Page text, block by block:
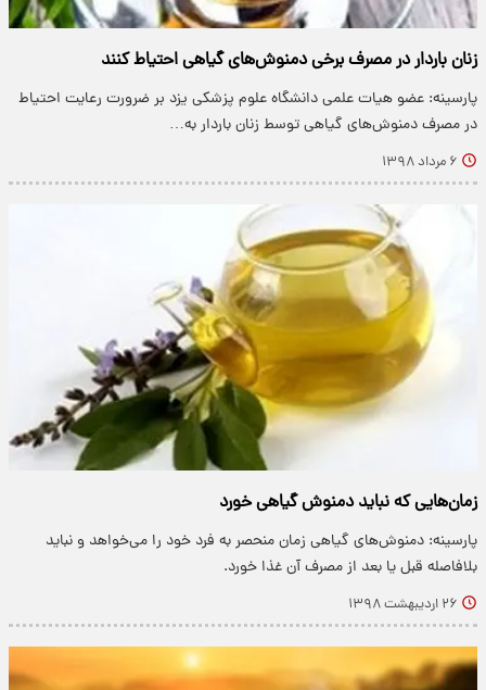
زنان باردار در مصرف برخی دمنوش‌های گیاهی احتیاط کنند
پارسینه: عضو هیات علمی دانشگاه علوم پزشکی یزد بر ضرورت رعایت احتیاط
در مصرف دمنوش‌های گیاهی توسط زنان باردار به…
۶ مرداد ۱۳۹۸
زمان‌هایی که نباید دمنوش گیاهی خورد
پارسینه: دمنوش‌های گیاهی زمان منحصر به فرد خود را می‌خواهد و نباید
بلافاصله قبل یا بعد از مصرف آن غذا خورد.
۲۶ اردیبهشت ۱۳۹۸